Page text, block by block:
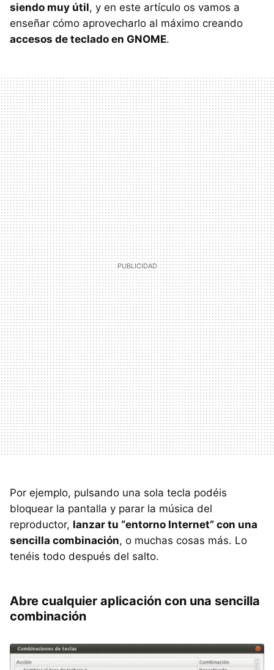
siendo muy útil, y en este artículo os vamos a
enseñar cómo aprovecharlo al máximo creando
accesos de teclado en GNOME.
Por ejemplo, pulsando una sola tecla podéis
bloquear la pantalla y parar la música del
reproductor, lanzar tu “entorno Internet” con una
sencilla combinación, o muchas cosas más. Lo
tenéis todo después del salto.
Abre cualquier aplicación con una sencilla
combinación